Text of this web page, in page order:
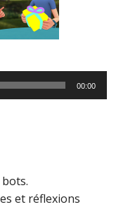
00:00
bots.
et réflexions